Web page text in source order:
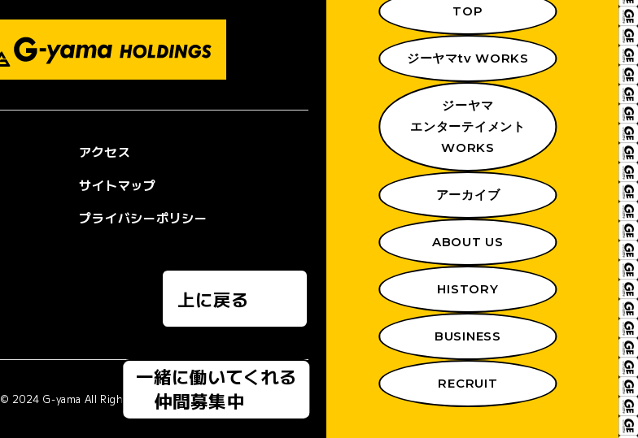
TOP
ジーヤマtv WORKS
ジーヤマ
エンターテイメント
WORKS
アーカイブ
ABOUT US
HISTORY
BUSINESS
RECRUIT
一緒に働いてくれる
仲間募集中
アクセス
サイトマップ
プライバシーポリシー
上に戻る
© 2024 G-yama All Rights Reserved.